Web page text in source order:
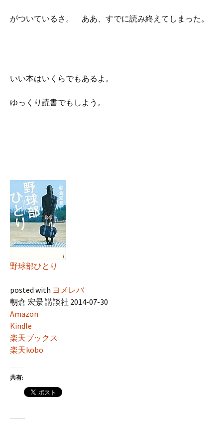
がついているさ。 ああ、すでに読み終えてしまった。
いい本はいくらでもあるよ。
ゆっくり読書でもしよう。
野球部ひとり
posted with ヨメレバ
朝倉 宏景 講談社 2014-07-30
Amazon
Kindle
楽天ブックス
楽天kobo
共有: